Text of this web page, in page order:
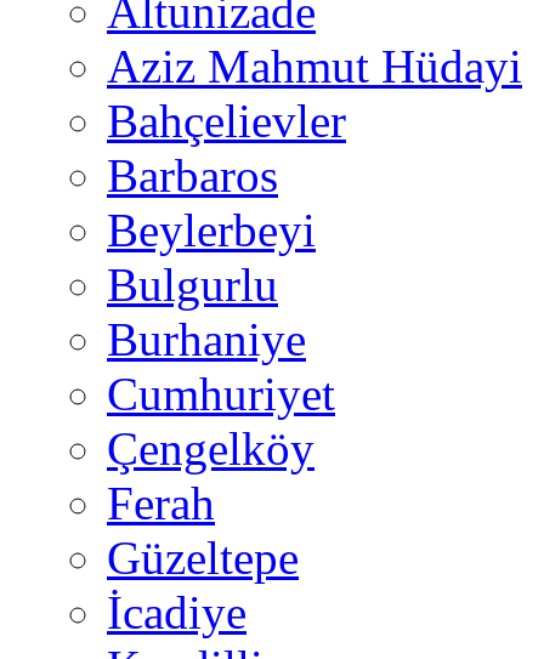
Altunizade
Aziz Mahmut Hüdayi
Bahçelievler
Barbaros
Beylerbeyi
Bulgurlu
Burhaniye
Cumhuriyet
Çengelköy
Ferah
Güzeltepe
İcadiye